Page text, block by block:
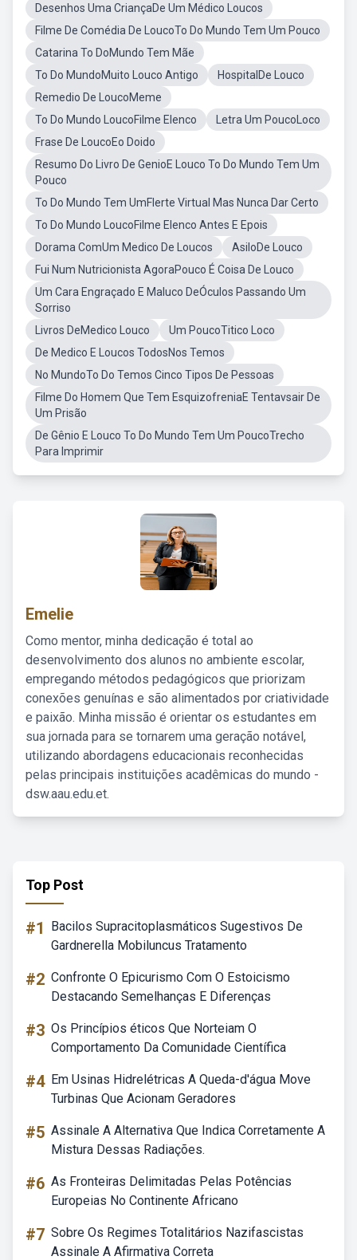
Desenhos Uma CriançaDe Um Médico Loucos
Filme De Comédia De LoucoTo Do Mundo Tem Um Pouco
Catarina To DoMundo Tem Mãe
To Do MundoMuito Louco Antigo
HospitalDe Louco
Remedio De LoucoMeme
To Do Mundo LoucoFilme Elenco
Letra Um PoucoLoco
Frase De LoucoEo Doido
Resumo Do Livro De GenioE Louco To Do Mundo Tem Um
Pouco
To Do Mundo Tem UmFlerte Virtual Mas Nunca Dar Certo
To Do Mundo LoucoFilme Elenco Antes E Epois
Dorama ComUm Medico De Loucos
AsiloDe Louco
Fui Num Nutricionista AgoraPouco É Coisa De Louco
Um Cara Engraçado E Maluco DeÓculos Passando Um
Sorriso
Livros DeMedico Louco
Um PoucoTitico Loco
De Medico E Loucos TodosNos Temos
No MundoTo Do Temos Cinco Tipos De Pessoas
Filme Do Homem Que Tem EsquizofreniaE Tentavsair De
Um Prisão
De Gênio E Louco To Do Mundo Tem Um PoucoTrecho
Para Imprimir
Emelie
Como mentor, minha dedicação é total ao
desenvolvimento dos alunos no ambiente escolar,
empregando métodos pedagógicos que priorizam
conexões genuínas e são alimentados por criatividade
e paixão. Minha missão é orientar os estudantes em
sua jornada para se tornarem uma geração notável,
utilizando abordagens educacionais reconhecidas
pelas principais instituições acadêmicas do mundo -
dsw.aau.edu.et.
Top Post
#1
Bacilos Supracitoplasmáticos Sugestivos De
Gardnerella Mobiluncus Tratamento
#2 Confronte O Epicurismo Com O Estoicismo
Destacando Semelhanças E Diferenças
#3 Os Princípios éticos Que Norteiam O
Comportamento Da Comunidade Científica
#4 Em Usinas Hidrelétricas A Queda-d'água Move
Turbinas Que Acionam Geradores
#5 Assinale A Alternativa Que Indica Corretamente A
Mistura Dessas Radiações.
#6 As Fronteiras Delimitadas Pelas Potências
Europeias No Continente Africano
#7 Sobre Os Regimes Totalitários Nazifascistas
Assinale A Afirmativa Correta